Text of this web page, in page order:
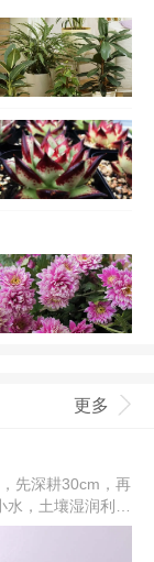
更多
先深耕30cm，再
，土壤湿润利于
将根系对齐捆扎